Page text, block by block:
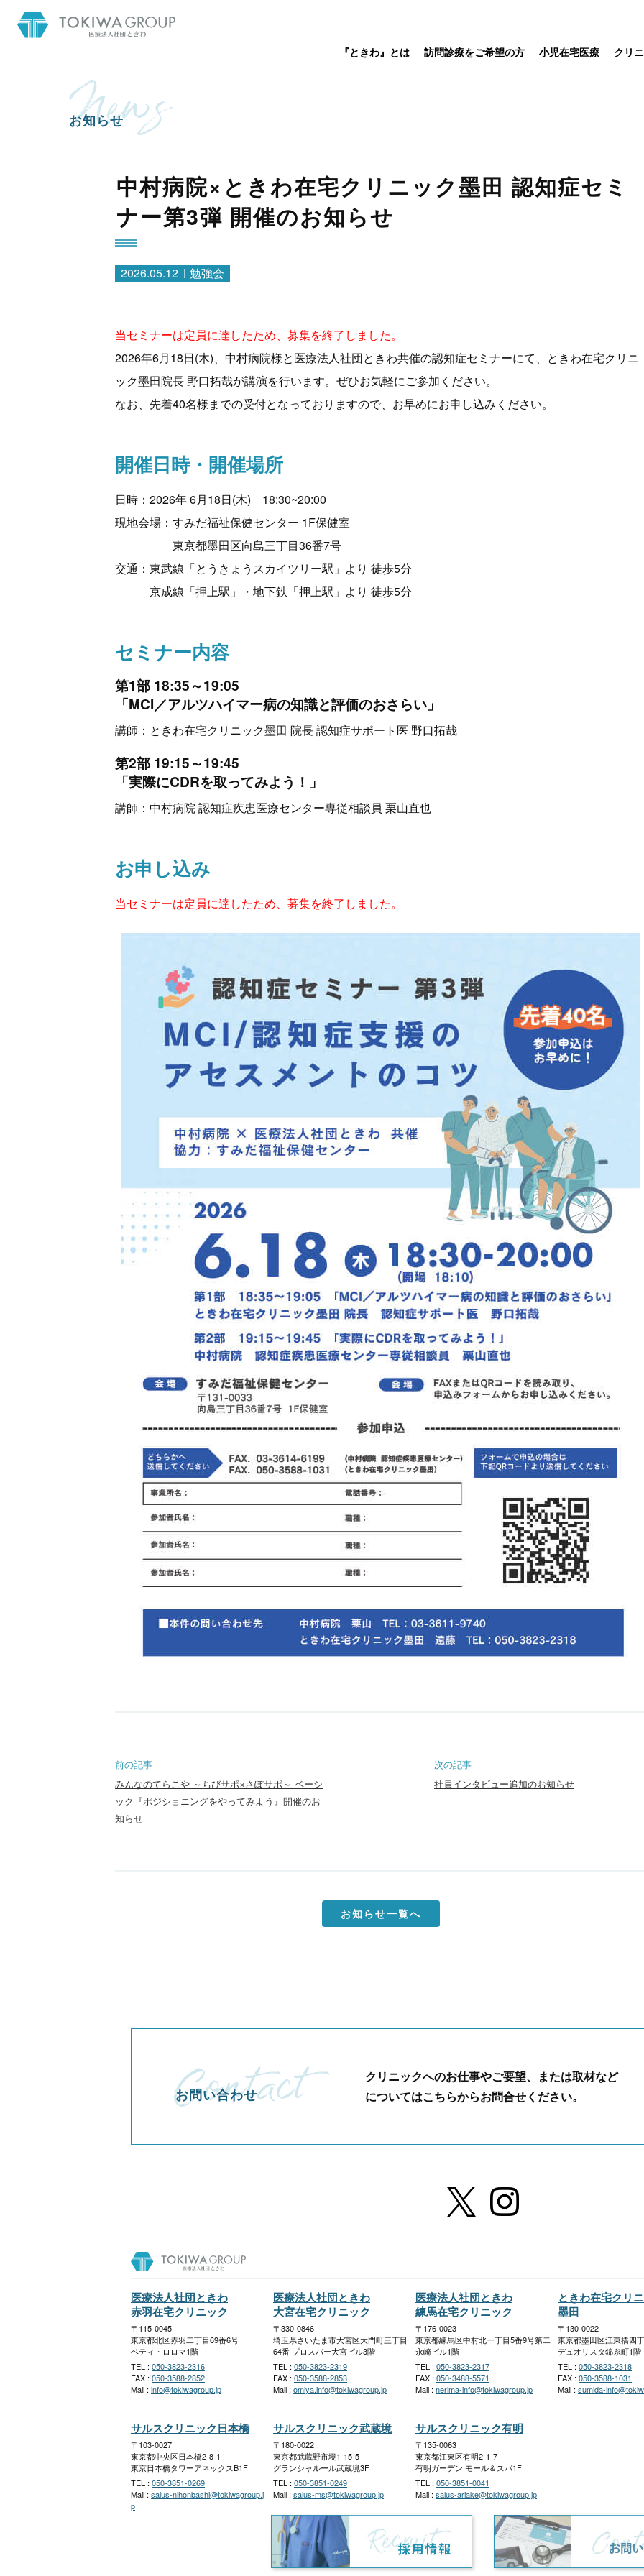
『ときわ』とは 訪問診療をご希望の方 小児在宅医療 クリ
お知らせ
中村病院×ときわ在宅クリニック墨田 認知症セミ
ナー第3弾 開催のお知らせ
2026.05.12 勉強会
当セミナーは定員に達したため、募集を終了しました。
2026年6月18日(木)、中村病院様と医療法人社団ときわ共催の認知症セミナーにて、ときわ在宅クリニ
ック墨田院長 野口拓哉が講演を行います。ぜひお気軽にご参加ください。
なお、先着40名様までの受付となっておりますので、お早めにお申し込みください。
開催日時・開催場所
日時：2026年 6月18日(木) 18:30~20:00
現地会場：すみだ福祉保健センター 1F保健室
東京都墨田区向島三丁目36番7号
交通：東武線「とうきょうスカイツリー駅」より 徒歩5分
京成線「押上駅」・地下鉄「押上駅」より 徒歩5分
セミナー内容
第1部 18:35～19:05
「MCI／アルツハイマー病の知識と評価のおさらい」
講師：ときわ在宅クリニック墨田 院長 認知症サポート医 野口拓哉
第2部 19:15～19:45
「実際にCDRを取ってみよう！」
講師：中村病院 認知症疾患医療センター専従相談員 栗山直也
お申し込み
当セミナーは定員に達したため、募集を終了しました。
前の記事
みんなのてらこや ～ちびサポ×さぽサポ～ ベーシ
ック『ポジショニングをやってみよう』開催のお
知らせ
次の記事
社員インタビュー追加のお知らせ
お知らせ一覧へ
お問い合わせ
クリニックへのお仕事やご要望、または取材など
についてはこちらからお問合せください。
医療法人社団ときわ
赤羽在宅クリニック
〒115-0045
東京都北区赤羽二丁目69番6号
ベティ・ロロマ1階
TEL : 050-3823-2316
FAX : 050-3588-2852
Mail : info@tokiwagroup.jp
医療法人社団ときわ
大宮在宅クリニック
〒330-0846
埼玉県さいたま市大宮区大門町三丁目
64番 プロスパー大宮ビル3階
TEL : 050-3823-2319
FAX : 050-3588-2853
Mail : omiya.info@tokiwagroup.jp
医療法人社団ときわ
練馬在宅クリニック
〒176-0023
東京都練馬区中村北一丁目5番9号第二
永崎ビル1階
TEL : 050-3823-2317
FAX : 050-3488-5571
Mail : nerima-info@tokiwagroup.jp
ときわ在宅クリ
墨田
〒130-0022
東京都墨田区江東橋四
デュオリスタ錦糸町1階
TEL : 050-3823-2318
FAX : 050-3588-1031
Mail : sumida-
サルスクリニック日本橋
〒103-0027
東京都中央区日本橋2-8-1
東京日本橋タワーアネックスB1F
TEL : 050-3851-0269
Mail : salus-nihonbashi@tokiwagroup.j
p
サルスクリニック武蔵境
〒180-0022
東京都武蔵野市境1-15-5
グランシャルール武蔵境3F
TEL : 050-3851-0249
Mail : salus-ms@tokiwagroup.jp
サルスクリニック有明
〒135-0063
東京都江東区有明2-1-7
有明ガーデン モール＆スパ1F
TEL : 050-3851-0041
Mail : salus-ariake@tokiwagroup.jp